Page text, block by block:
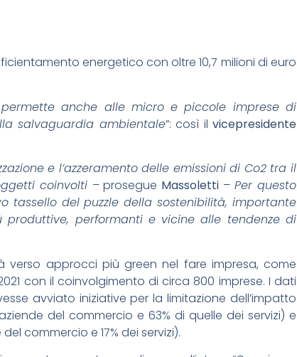
energetico con oltre 10,7 milioni di euro
anche alle micro e piccole imprese di
salvaguardia ambientale”: così ilvicepresidente
e l’azzeramento delle emissioni di Co2 tra il
coinvolti – prosegue Massoletti –Per questo
tassello del puzzle della sostenibilità, importante
performanti e vicine alle tendenze di
verso approcci più green nel fare impresa, come
con il coinvolgimento di circa 800 imprese. I dati
avviato iniziative per la limitazione dell’impatto
del commercio e 63% di quelle dei servizi) e
commercio e 17% dei servizi).